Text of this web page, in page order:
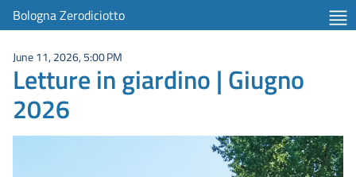
Bologna Zerodiciotto
June 11, 2026, 5:00 PM
Letture in giardino | Giugno
2026